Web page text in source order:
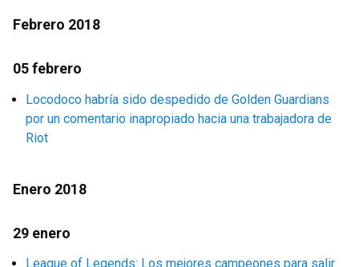
Febrero 2018
05 febrero
Locodoco habría sido despedido de Golden Guardians
por un comentario inapropiado hacia una trabajadora de
Riot
Enero 2018
29 enero
League of Legends: Los mejores campeones para salir